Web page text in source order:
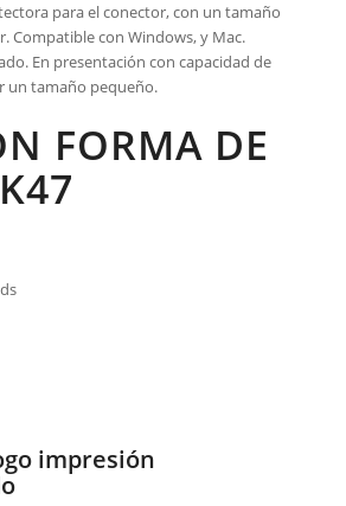
para el conector, con un tamaño
Compatible con Windows, y Mac.
En presentación con capacidad de
un tamaño pequeño.
FORMA DE
impresión